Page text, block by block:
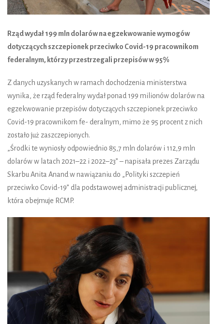
Rząd wydał 199 mln dolarów na egzekwowanie wymogów
dotyczących szczepionek przeciwko Covid-19 pracownikom
federalnym, którzy przestrzegali przepisów w 95%
Z danych uzyskanych w ramach dochodzenia ministerstwa
wynika, że rząd federalny wydał ponad 199 milionów dolarów na
egzekwowanie przepisów dotyczących szczepionek przeciwko
Covid-19 pracownikom fe- deralnym, mimo że 95 procent z nich
zostało już zaszczepionych.
„Środki te wyniosły odpowiednio 85,7 mln dolarów i 112,9 mln
dolarów w latach 2021–22 i 2022–23” – napisała prezes Zarządu
Skarbu Anita Anand w nawiązaniu do „Polityki szczepień
przeciwko Covid-19” dla podstawowej administracji publicznej,
która obejmuje RCMP.